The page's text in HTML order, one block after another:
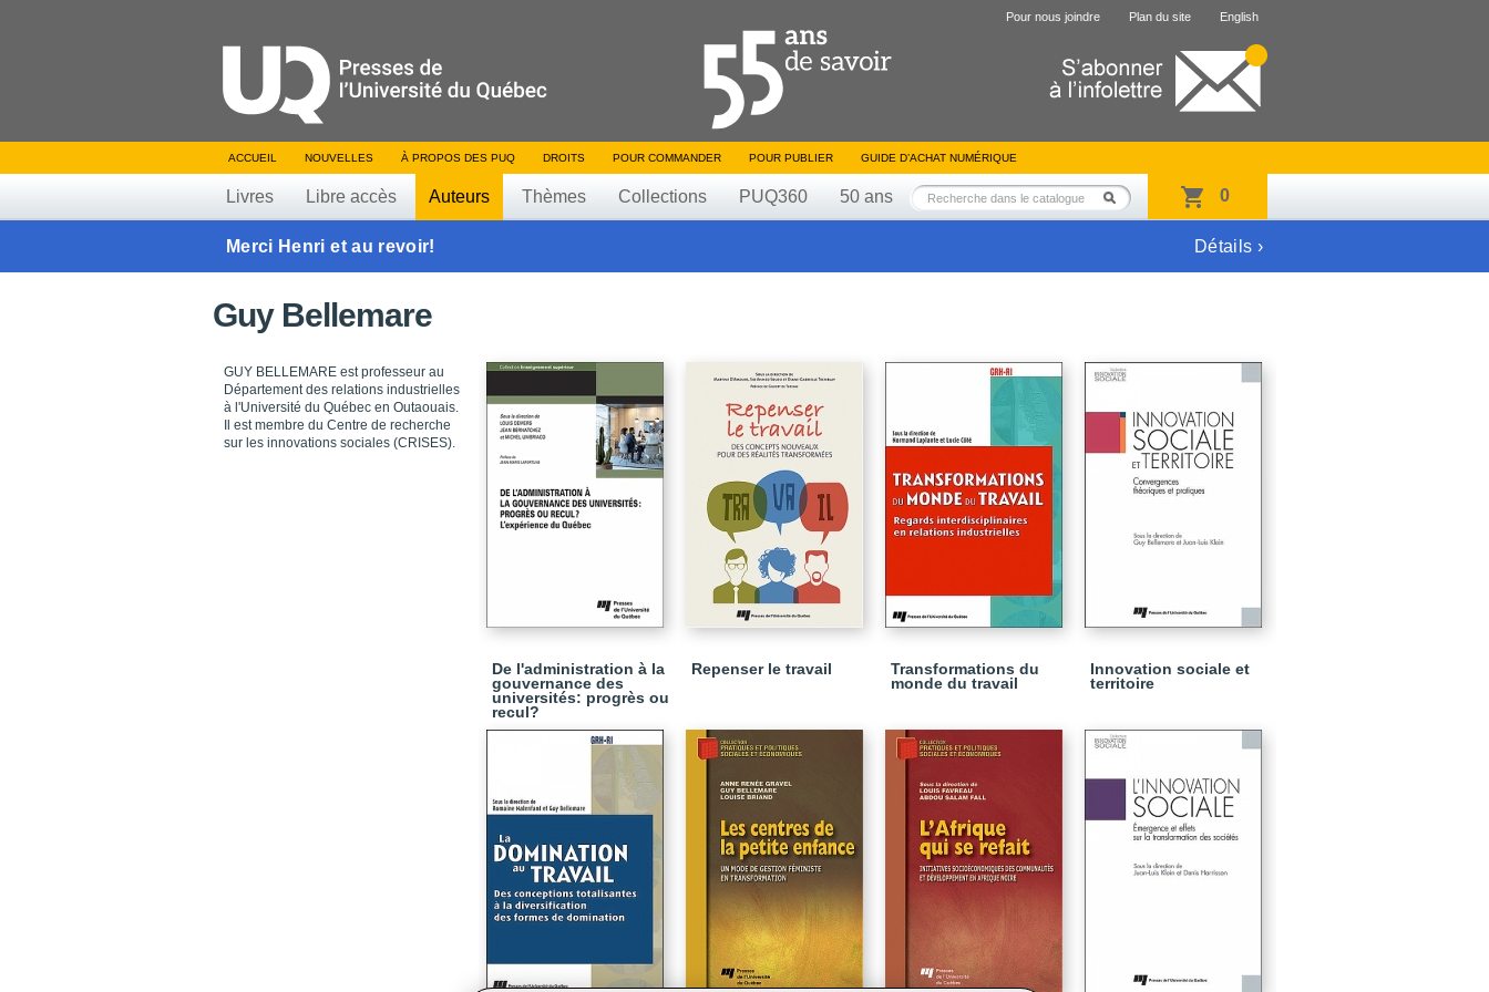
Pour nous joindre Plan du site English
ACCUEIL NOUVELLES À PROPOS DES PUQ DROITS POUR COMMANDER POUR PUBLIER GUIDE D’ACHAT NUMÉRIQUE
Livres Libre accès Auteurs Thèmes Collections PUQ360 50 ans 0
Merci Henri et au revoir! Détails ›
Guy Bellemare
GUY BELLEMARE est professeur au
Département des relations industrielles
à l'Université du Québec en Outaouais.
Il est membre du Centre de recherche
sur les innovations sociales (CRISES).
De l'administration à la
gouvernance des
universités: progrès ou
recul?
Repenser le travail
Transformations du
monde du travail
Innovation sociale et
territoire